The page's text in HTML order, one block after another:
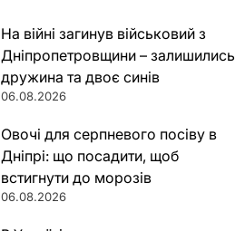
На війні загинув військовий з
Дніпропетровщини – залишились
дружина та двоє синів
06.08.2026
Овочі для серпневого посіву в
Дніпрі: що посадити, щоб
встигнути до морозів
06.08.2026